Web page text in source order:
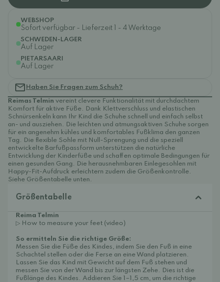
WEBSHOP
Sofort verfügbar - Lieferzeit 1 - 4 Werktage
SCHWEDEN-LAGER
Auf Lager
PIETARSAARI
Auf Lager
Haben Sie Fragen zum Schuh?
Reimas Telmin vereint clevere Funktionalität mit durchdachtem
Komfort für aktive Füße. Dank Klettverschluss und elastischen
Schnürsenkeln kann Ihr Kind die Schuhe schnell und einfach selbst
an- und ausziehen. Die leichten und atmungsaktiven Schuhe sorgen
für ein angenehm kühles und komfortables Fußklima den ganzen
Tag. Die flexible Sohle mit Null-Sprengung und die speziell
entwickelte Barfußpassform unterstützen die natürliche
Entwicklung der Kinderfüße und schaffen optimale Bedingungen für
einen gesunden Gang. Die herausnehmbaren Einlegesohlen mit
Happy-Fit-Aufdruck erleichtern zudem die Größenkontrolle.
Siehe Größentabelle unten.
Größentabelle
Reima Telmin
▷ How to measure your feet (video)
So ermitteln Sie die richtige Größe:
Messen Sie die Füße des Kindes, indem Sie den Fuß in eine
Schachtel stellen oder die Ferse an eine Wand platzieren.
Lassen Sie das Kind mit Gewicht auf dem Fuß stehen und
messen Sie von der Wand bis zur längsten Zehe. Dies ist die
Fußlänge des Kindes. Addieren Sie 1–1,5 cm, um die richtige